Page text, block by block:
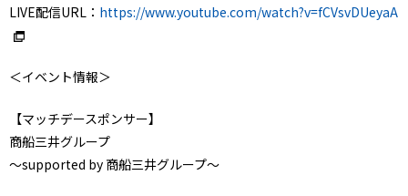
LIVE配信URL： https://www.youtube.com/watch?v=fCVsvDUeyaA
＜イベント情報＞
【マッチデースポンサー】
商船三井グループ
～supported by 商船三井グループ～